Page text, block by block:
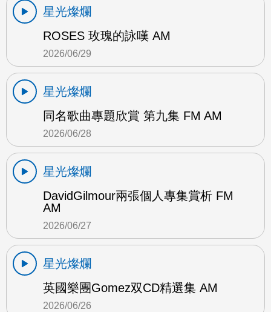
星光燦爛
ROSES 玫瑰的詠嘆 AM
2026/06/29
星光燦爛
同名歌曲專題欣賞 第九集 FM AM
2026/06/28
星光燦爛
DavidGilmour兩張個人專集賞析 FM
AM
2026/06/27
星光燦爛
英國樂團Gomez双CD精選集 AM
2026/06/26